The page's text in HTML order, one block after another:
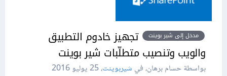
مدخل إلى شير بوينت
تجهيز خادوم التطبيق
والويب وتنصيب متطلّبات شير بوينت
بواسطة حسام برهان، في شيربوينت،25 يوليو 2016